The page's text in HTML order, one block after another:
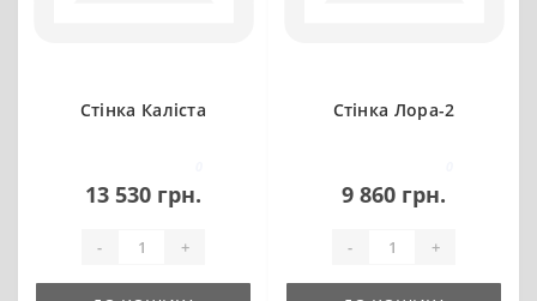
Стінка Каліста
13 530 грн.
- +
Стінка Лора-2
9 860 грн.
- +